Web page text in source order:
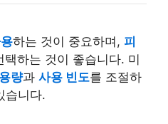
하는 것이 중요하며, 피
택하는 것이 좋습니다. 미
량과 사용 빈도를 조절하
습니다.